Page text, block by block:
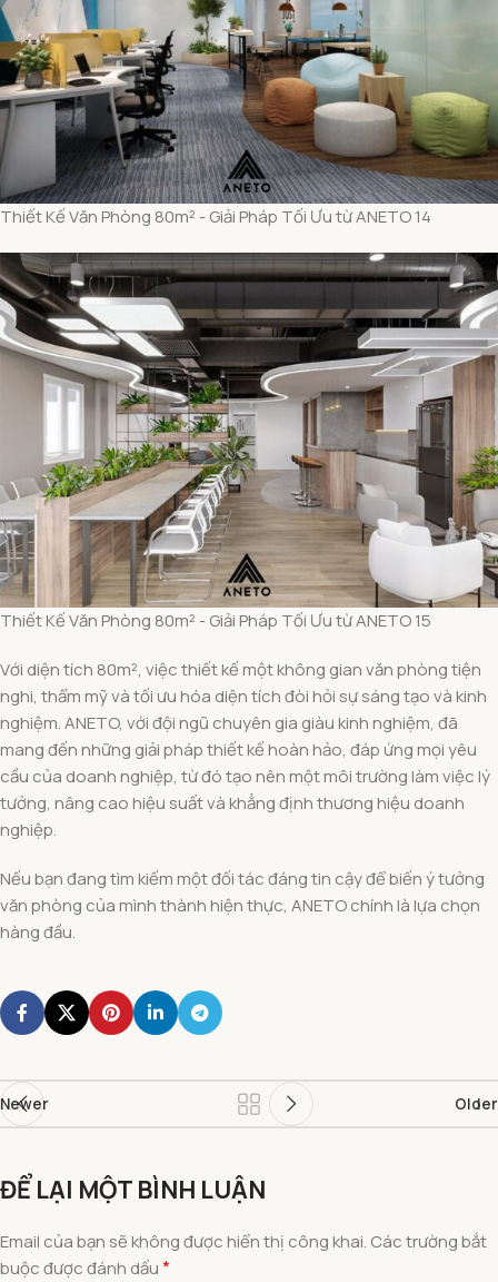
Thiết Kế Văn Phòng 80m² - Giải Pháp Tối Ưu từ ANETO 14
Thiết Kế Văn Phòng 80m² - Giải Pháp Tối Ưu từ ANETO 15
Với diện tích 80m², việc thiết kế một không gian văn phòng tiện
nghi, thẩm mỹ và tối ưu hóa diện tích đòi hỏi sự sáng tạo và kinh
nghiệm. ANETO, với đội ngũ chuyên gia giàu kinh nghiệm, đã
mang đến những giải pháp thiết kế hoàn hảo, đáp ứng mọi yêu
cầu của doanh nghiệp, từ đó tạo nên một môi trường làm việc lý
tưởng, nâng cao hiệu suất và khẳng định thương hiệu doanh
nghiệp.
Nếu bạn đang tìm kiếm một đối tác đáng tin cậy để biến ý tưởng
văn phòng của mình thành hiện thực, ANETO chính là lựa chọn
hàng đầu.
Newer Older
ĐỂ LẠI MỘT BÌNH LUẬN
Email của bạn sẽ không được hiển thị công khai. Các trường bắt
buộc được đánh dấu*